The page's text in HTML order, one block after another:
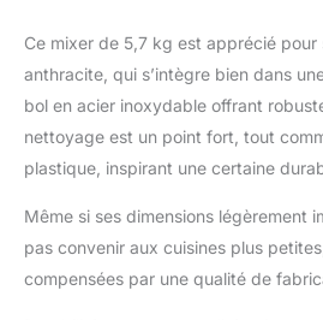
Ce mixer de 5,7 kg est apprécié pour
anthracite, qui s’intègre bien dans
bol en acier inoxydable offrant
nettoyage est un point fort, tout
plastique, inspirant une certaine
Même si ses dimensions légèrement
pas convenir aux cuisines plus
compensées par une qualité de